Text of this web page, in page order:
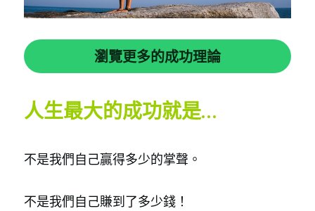
瀏覽更多的成功理論
人生最大的成功就是…
不是我們自己贏得多少的掌聲。
不是我們自己賺到了多少錢！